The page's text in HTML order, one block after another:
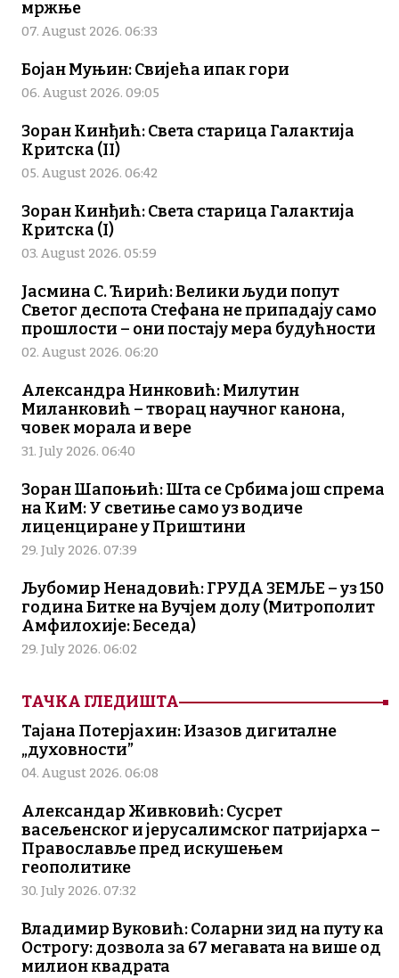
мржње
07. August 2026. 06:33
Бојан Муњин: Свијећа ипак гори
06. August 2026. 09:05
Зоран Кинђић: Света старица Галактија
Критска (II)
05. August 2026. 06:42
Зоран Кинђић: Света старица Галактија
Критска (I)
03. August 2026. 05:59
Јасмина С. Ћирић: Велики људи попут
Светог деспота Стефана не припадају само
прошлости – они постају мера будућности
02. August 2026. 06:20
Александра Нинковић: Милутин
Миланковић – творац научног канона,
човек морала и вере
31. July 2026. 06:40
Зоран Шапоњић: Шта се Србима још спрема
на КиМ: У светиње само уз водиче
лиценциране у Приштини
29. July 2026. 07:39
Љубомир Ненадовић: ГРУДА ЗЕМЉЕ – уз 150
година Битке на Вучјем долу (Митрополит
Амфилохије: Беседа)
29. July 2026. 06:02
ТАЧКА ГЛЕДИШТА
Тајана Потерјахин: Изазов дигиталне
„духовности”
04. August 2026. 06:08
Александар Живковић: Сусрет
васељенског и јерусалимског патријарха –
Православље пред искушењем
геополитике
30. July 2026. 07:32
Владимир Вуковић: Соларни зид на путу ка
Острогу: дозвола за 67 мегавата на више од
милион квадрата